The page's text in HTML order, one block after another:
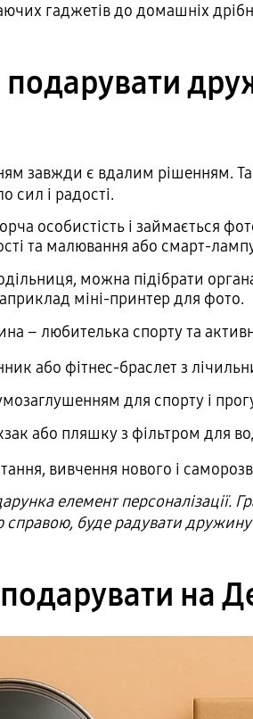
гаджетів до домашніх
завжди є вдалим рішенням.
сил і радості.
особистість і займається
та малювання або смарт-
можна підібрати
міні-принтер для фото.
– любителька спорту та
або фітнес-браслет з
для спорту і
або пляшку з фільтром для
вивчення нового і
елемент персоналізації.
буде радувати дружину
на